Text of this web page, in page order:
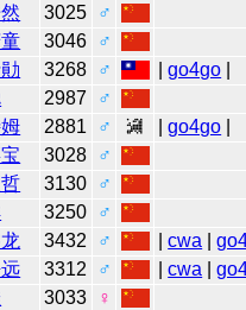
3025
♂
3046
♂
3268 ♂ |go4go
2987
♂
2881 ♂ |go4go
3028
♂
3130
♂
3250
♂
3432 ♂ |cwa |
3312 ♂ |cwa |
3033
♀